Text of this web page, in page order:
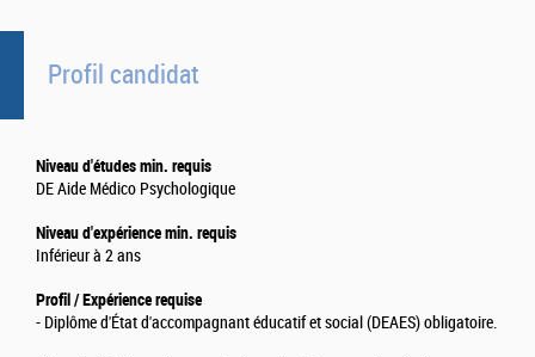
Profil candidat
Niveau d'études min. requis
DE Aide Médico Psychologique
Niveau d'expérience min. requis
Inférieur à 2 ans
Profil / Expérience requise
- Diplôme d'État d'accompagnant éducatif et social (DEAES) obligatoire.